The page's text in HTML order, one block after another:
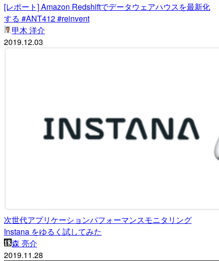
[レポート] Amazon Redshiftでデータウェアハウスを最新化
する #ANT412 #reinvent
甲木 洋介
2019.12.03
次世代アプリケーションパフォーマンスモニタリング
Instana をゆるく試してみた
森 亮介
2019.11.28